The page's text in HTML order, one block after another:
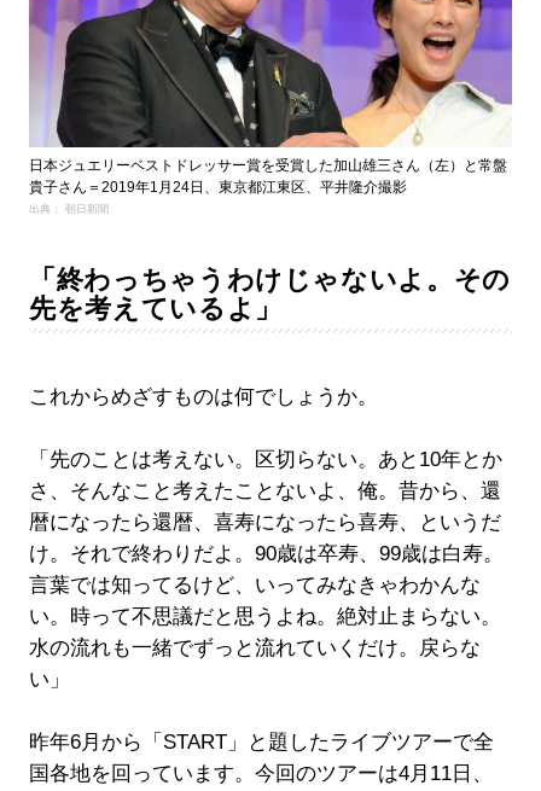
日本ジュエリーベストドレッサー賞を受賞した加山雄三さん（左）と常盤
貴子さん＝2019年1月24日、東京都江東区、平井隆介撮影
出典： 朝日新聞
「終わっちゃうわけじゃないよ。その
先を考えているよ」
これからめざすものは何でしょうか。
「先のことは考えない。区切らない。あと10年とか
さ、そんなこと考えたことないよ、俺。昔から、還
暦になったら還暦、喜寿になったら喜寿、というだ
け。それで終わりだよ。90歳は卒寿、99歳は白寿。
言葉では知ってるけど、いってみなきゃわかんな
い。時って不思議だと思うよね。絶対止まらない。
水の流れも一緒でずっと流れていくだけ。戻らな
い」
昨年6月から「START」と題したライブツアーで全
国各地を回っています。今回のツアーは4月11日、